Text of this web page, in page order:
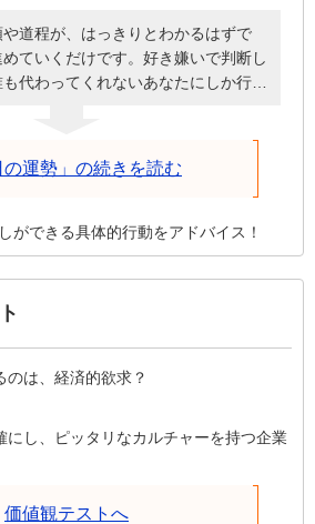
道程が、はっきりとわかるはずで
ていくだけです。好き嫌いで判断し
代わってくれないあなたにしか行け
ず、体験しなければ得られないもので
ことを重視してみてください。上手く
しても失敗しても、周りへの感謝を
ださい。
の運勢」の続きを読む
ができる具体的行動をアドバイス！
のは、経済的欲求？
にし、ピッタリなカルチャーを持つ企業
価値観テストへ